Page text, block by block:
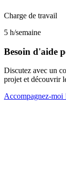
Charge de travail
5 h/semaine
Besoin d'aide
Discutez avec un
projet et découvrir
Accompagnez-moi